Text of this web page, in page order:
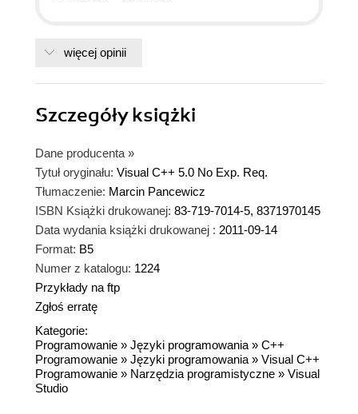
więcej opinii
Szczegółyksiążki
Dane producenta »
Tytuł oryginału: Visual C++ 5.0 No Exp. Req.
Tłumaczenie: Marcin Pancewicz
ISBN Książki drukowanej: 83-719-7014-5, 8371970145
Data wydania książki drukowanej : 2011-09-14
Format: B5
Numer z katalogu: 1224
Przykłady na ftp
Zgłoś erratę
Kategorie:
Programowanie » Języki programowania» C++
Programowanie » Języki programowania» Visual C++
Programowanie » Narzędzia programistyczne » Visual
Studio